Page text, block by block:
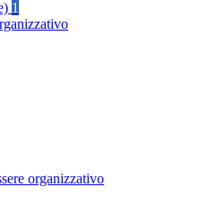
1
organizzativo